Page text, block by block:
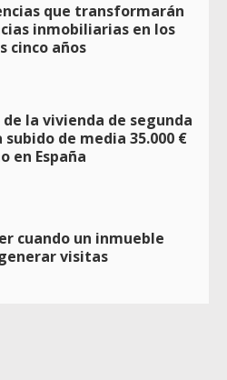
que transformarán
inmobiliarias en los
cinco años
de la vivienda de segunda
subido de media 35.000 €
en España
cuando un inmueble
visitas